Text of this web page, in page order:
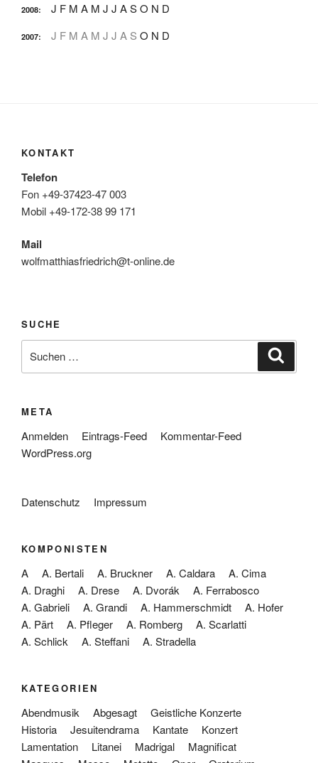
2008: J F M A M J J ASO N D
2007: J F M A M J J A S O N D
KONTAKT
Telefon
Fon +49-37423-47 003
Mobil +49-172-38 99 171
Mail
wolfmatthiasfriedrich@t-online.de
SUCHE
nach:
META
Anmelden Eintrags-Feed
Kommentar-Feed
WordPress.org
Datenschutz Impressum
KOMPONISTEN
A A. Bertali A. Bruckner A. Caldara
A. Cima
A. Draghi
A. Drese A. Dvorák
A. Ferrabosco
A. Gabrieli
A. Grandi A. Hammerschmidt
A. Hofer
A. Pärt
A. Pfleger A. Romberg
A. Scarlatti
A. Schlick
A. Steffani A. Stradella
KATEGORIEN
Abendmusik Abgesagt
Geistliche Konzerte
Historia
Jesuitendrama Kantate
Konzert
Lamentation
Litanei Madrigal
Magnificat